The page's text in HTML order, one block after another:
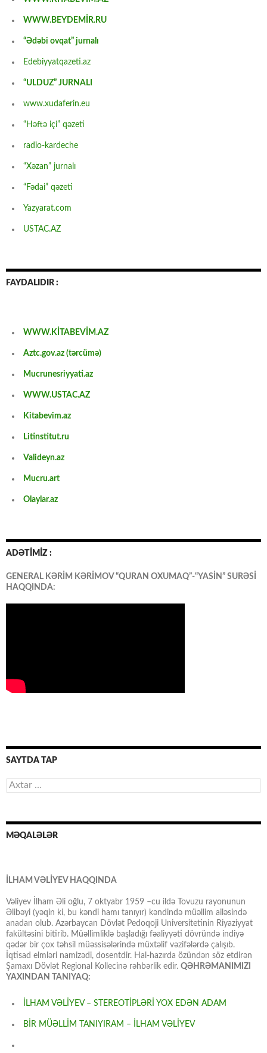
WWW.BEYDEMİR.RU
“Ədəbi ovqat” jurnalı
Edebiyyatqazeti.az
“ULDUZ” JURNALI
www.xudaferin.eu
“Həftə içi” qəzeti
radio-kardeche
“Xəzan” jurnalı
“Fədai” qəzeti
Yazyarat.com
USTAC.AZ
FAYDALIDIR :
WWW.KİTABEVİM.AZ
Aztc.gov.az (tərcümə)
Mucrunesriyyati.az
WWW.USTAC.AZ
Kitabevim.az
Litinstitut.ru
Valideyn.az
Mucru.art
Olaylar.az
ADƏTİMİZ :
GENERAL KƏRİM KƏRİMOV “QURAN OXUMAQ”-“YASİN” SURƏSİ
HAQQINDA:
SAYTDA TAP
Axtarış:
MƏQALƏLƏR
İLHAM VƏLİYEV HAQQINDA
Vəliyev İlham Əli oğlu, 7 oktyabr 1959 –cu ildə Tovuzu rayonunun
Əlibəyi (yəqin ki, bu kəndi hamı tanıyır) kəndində müəllim ailəsində
anadan olub. Azərbaycan Dövlət Pedoqoji Universitetinin Riyaziyyat
fakültəsini bitirib. Müəllimliklə başladığı fəaliyyəti dövründə indiyə
qədər bir çox təhsil müəssisələrində müxtəlif vəzifələrdə çalışıb.
İqtisad elmləri namizədi, dosentdir. Hal-hazırda özündən söz etdirən
Şamaxı Dövlət Regional Kollecinə rəhbərlik edir. QƏHRƏMANIMIZI
YAXINDAN TANIYAQ:
İLHAM VƏLİYEV – STEREOTİPLƏRİ YOX EDƏN ADAM
BİR MÜƏLLİM TANIYIRAM – İLHAM VƏLİYEV